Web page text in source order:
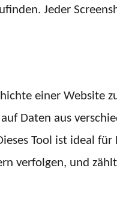
Jeder
einer Website
Daten aus
Tool ist ideal
verfolgen, und